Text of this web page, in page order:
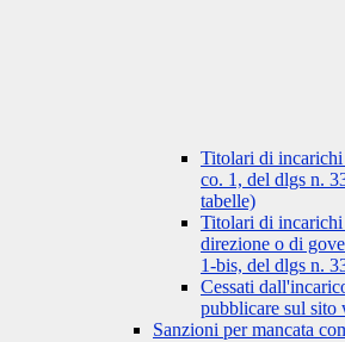
Titolari di
co. 1, del dlgs n.
tabelle)
Titolari di
direzione o di
1-bis, del dlgs n.
Cessati
pubblicare sul sito
Sanzioni per mancata